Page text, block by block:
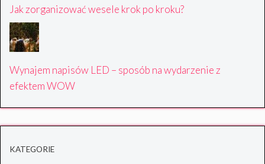
Jak zorganizować wesele krok po kroku?
Wynajem napisów LED – sposób na wydarzenie z
efektem WOW
KATEGORIE